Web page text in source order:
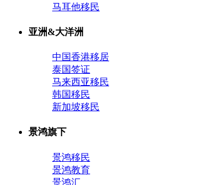
马耳他移民
亚洲&大洋洲
中国香港移居
泰国签证
马来西亚移民
韩国移民
新加坡移民
景鸿旗下
景鸿移民
景鸿教育
景鸿汇